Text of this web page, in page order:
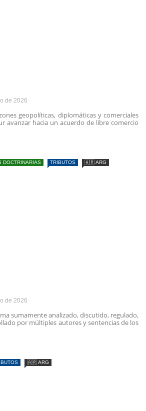
de 2026
geopolíticas, diplomáticas y comerciales
avanzar hacia un acuerdo de libre comercio
DOCTRINARIAS TRIBUTOS 🇦🇷 ARG
de 2026
sumamente analizado, discutido, regulado,
por múltiples autores y sentencias de los
🇦🇷 ARG